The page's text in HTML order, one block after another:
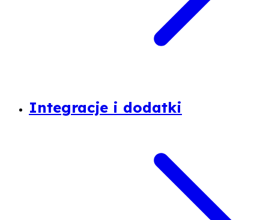
Integracje i dodatki